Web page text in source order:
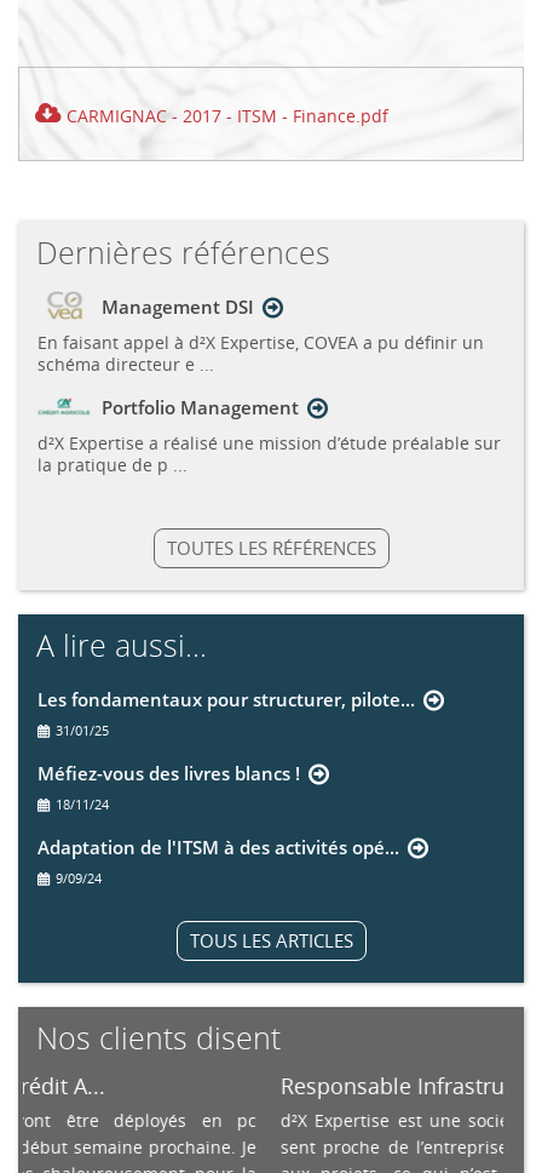
CARMIGNAC - 2017 - ITSM - Finance.pdf
Dernières références
Management DSI
En faisant appel à d²X Expertise, COVEA a pu définir un
schéma directeur e ...
Portfolio Management
d²X Expertise a réalisé une mission d’étude préalable sur
la pratique de p ...
TOUTES LES RÉFÉRENCES
A lire aussi...
Les fondamentaux pour structurer, pilote...
31/01/25
Méfiez-vous des livres blancs !
18/11/24
Adaptation de l'ITSM à des activités opé...
9/09/24
TOUS LES ARTICLES
Nos clients disent
déployés en pc
prochaine. Je
Responsable Infrastructure, B...
d²X Expertise est une société qui sait
sent proche de l’entreprise. Les budgets